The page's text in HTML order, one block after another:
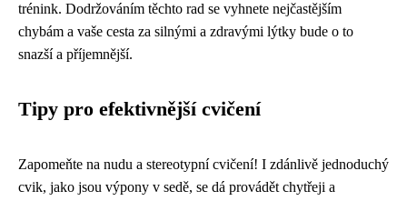
trénink. Dodržováním těchto rad se vyhnete nejčastějším
chybám a vaše cesta za silnými a zdravými lýtky bude o to
snazší a příjemnější.
Tipy pro efektivnější cvičení
Zapomeňte na nudu a stereotypní cvičení! I zdánlivě jednoduchý
cvik, jako jsou výpony v sedě, se dá provádět chytřeji a